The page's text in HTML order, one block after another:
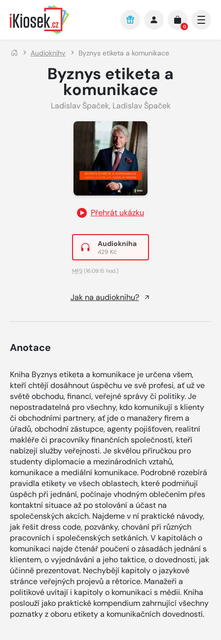
Přejít na hlavní obsah
0
Audioknihy Byznys etiketa a komunikace
Byznys etiketa a
komunikace
Ladislav Špaček, Ladislav Špaček
Přehrát ukázku
Audiokniha
429 Kč
MP3 (16:09:15 hod.)
Jak na audioknihu?
Anotace
Kniha Byznys etiketa a komunikace je určena všem,
kteří chtějí dosáhnout úspěchu ve své profesi, ať už ve
světě obchodu, financí, veřejné správy či politiky. Je
nepostradatelná pro všechny, kdo komunikují s klienty
či obchodními partnery, ať jde o manažery firem a
úřadů, obchodní zástupce, agenty pojišťoven, realitní
makléře či pracovníky finančních společností, kteří
nabízejí služby veřejnosti. Je skvělou příručkou pro
studenty diplomacie a mezinárodních vztahů,
komunikace a mediální komunikace. Podrobně rozebírá
pravidla etikety ve všech oblastech, které podmiňují
úspěch při jednání, počínaje vhodným oblečením přes
kontaktní situace až po stolování a účast na
společenských akcích. Najdeme v ní praktické návody,
jak řešit dress code, pozvánky, chování při různých
pracovních i společenských setkáních. V kapitolách o
komunikaci najde čtenář poučení o zásadách jednání s
klientem, o vyjednávání a jeho taktice, o dovednosti, jak
účinně prezentovat. Nechybějí kapitoly o jazykové
stránce veřejných projevů a rétorice. Manažeři a
politikové uvítají i kapitoly o komunikaci s médii. Kniha
poslouží jako praktické kompendium zahrnující všechny
poznatky z oboru etikety a komunikačních dovedností.